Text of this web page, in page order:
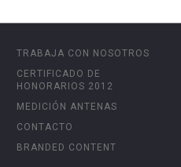
TRABAJA CON NOSOTROS
CERTIFICADO DE
HONORARIOS 2012
MEDICIÓN ANTENAS
CONTACTO
BRANDED CONTENT